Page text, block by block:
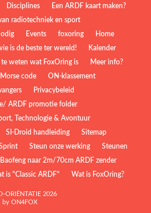
Disciplines
Een ARDF kaart maken?
radiotechniek en sport
Events foxoring
Home
is de beste ter wereld!
Kalender
te weten wat FoxOring is
Meer info?
Morse code
ON-klassement
Privacybeleid
ARDF promotie folder
Technologie & Avontuur
SI-Droid handleiding
Sitemap
Steun onze werking
Steunen
naar 2m/70cm ARDF zender
is "Classic ARDF" Wat is FoxOring?
ORIËNTATIE 2026
by ON4FOX